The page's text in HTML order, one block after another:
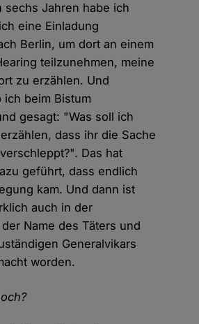
sechs Jahren habe ich
eine Einladung
Berlin, um dort an einem
teilzunehmen, meine
zu erzählen. Und
ich beim Bistum
gesagt: "Was soll ich
dass ihr die Sache
Das hat
geführt, dass endlich
kam. Und dann ist
auch in der
Name des Täters und
Generalvikars
worden.